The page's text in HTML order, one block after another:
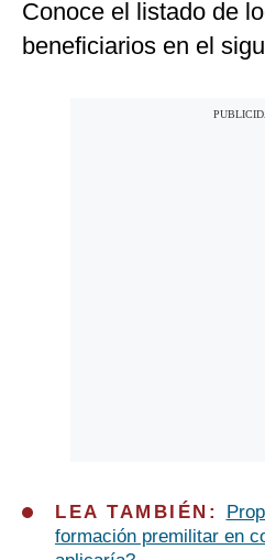
Conoce el listado de
beneficiarios en el
LEA TAMBIÉN:
formación premilitar en